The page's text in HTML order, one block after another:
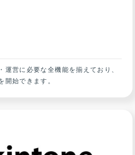
運営に必要な全機能を揃えており、
開始できます。